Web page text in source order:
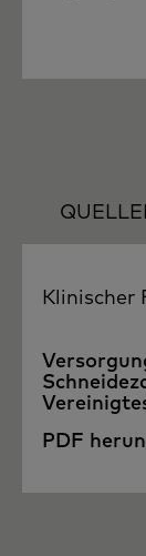
Klinischer
PDF